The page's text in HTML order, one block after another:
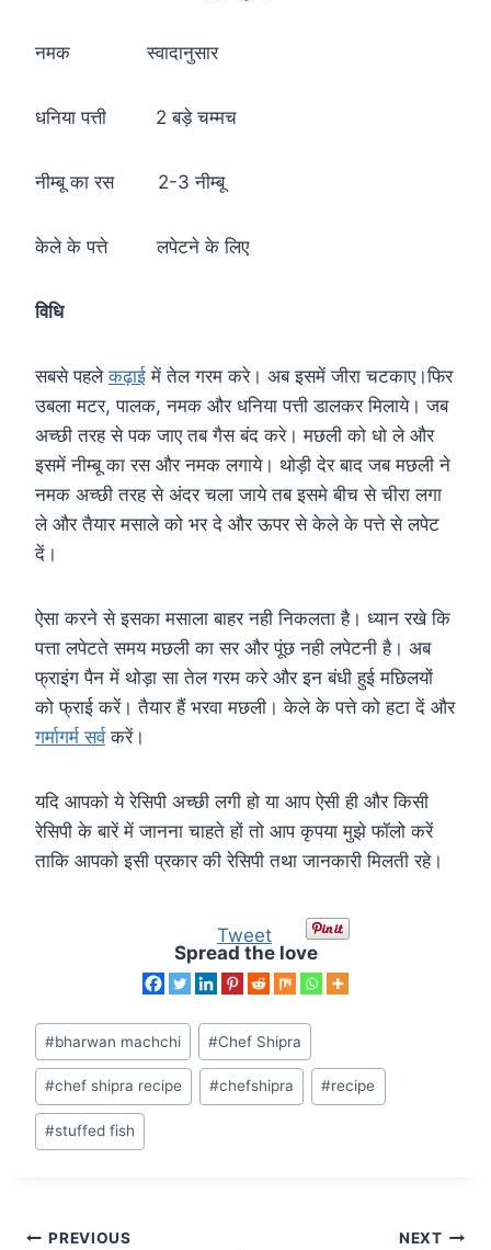
नमक स्वादानुसार
धनिया पत्ती 2 बड़े चम्मच
नीम्बू का रस 2-3 नीम्बू
केले के पत्ते लपेटने के लिए
विधि
सबसे पहलेकढ़ाई में तेल गरम करे। अब इसमें जीरा चटकाए।फिर
उबला मटर, पालक, नमक और धनिया पत्ती डालकर मिलाये। जब
अच्छी तरह से पक जाए तब गैस बंद करे। मछली को धो ले और
इसमें नीम्बू का रस और नमक लगाये। थोड़ी देर बाद जब मछली ने
नमक अच्छी तरह से अंदर चला जाये तब इसमे बीच से चीरा लगा
ले और तैयार मसाले को भर दे और ऊपर से केले के पत्ते से लपेट
दें।
ऐसा करने से इसका मसाला बाहर नही निकलता है। ध्यान रखे कि
पत्ता लपेटते समय मछली का सर और पूंछ नही लपेटनी है। अब
फ्राइंग पैन में थोड़ा सा तेल गरम करे और इन बंधी हुई मछिलयों
को फ्राई करें। तैयार हैं भरवा मछली। केले के पत्ते को हटा दें और
गर्मागर्म सर्वकरें।
यदि आपको ये रेसिपी अच्छी लगी हो या आप ऐसी ही और किसी
रेसिपी के बारें में जानना चाहते हों तो आप कृपया मुझे फॉलो करें
ताकि आपको इसी प्रकार की रेसिपी तथा जानकारी मिलती रहे।
Tweet
Spread the love
#bharwan machchi #Chef Shipra
#chef shipra recipe #chefshipra #recipe
#stuffed fish
PREVIOUS NEXT